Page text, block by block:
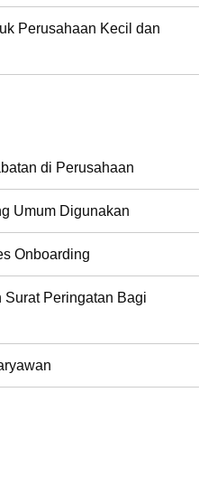
Perusahaan Kecil dan
di Perusahaan
Umum Digunakan
Onboarding
Surat Peringatan Bagi